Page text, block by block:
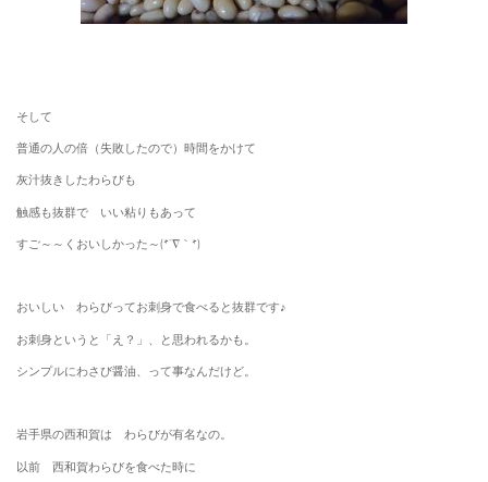
そして
普通の人の倍（失敗したので）時間をかけて
灰汁抜きしたわらびも
触感も抜群で いい粘りもあって
すご～～くおいしかった～(*´∇｀*)
おいしい わらびってお刺身で食べると抜群です♪
お刺身というと「え？」、と思われるかも。
シンプルにわさび醤油、って事なんだけど。
岩手県の西和賀は わらびが有名なの。
以前 西和賀わらびを食べた時に